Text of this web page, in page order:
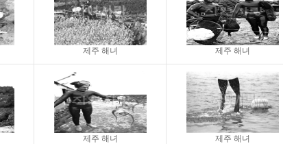
제주 해녀 제주 해녀
제주 해녀 제주 해녀